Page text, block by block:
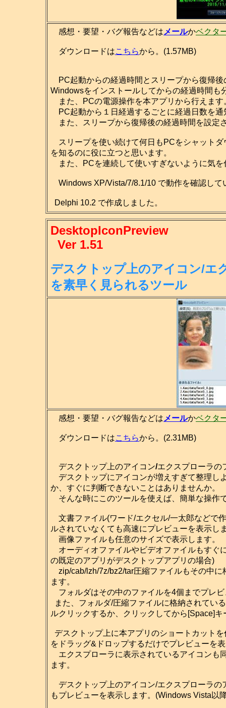
感想・要望・バグ報告などは メールかベクタ
ダウンロードはこちらから。(1.57MB)
PC起動からの経過時間とスリープから復帰
Windowsをインストールしてからの経過時間も
また、PCの電源操作を本アプリから行えます
PC起動から１日経過するごとに経過日数を通
また、スリープから復帰後の経過時間を設定
スリープを使い続けて何日もPCをシャット
を知るのに役に立つと思います。
また、PCを連続して使いすぎないように気
Windows XP/Vista/7/8.1/10 で動作を確認して
Delphi 10.2 で作成しました。
DesktopIconPreview
Ver 1.51
デスクトップ上のアイコン/エ
を素早く見られるツール
感想・要望・バグ報告などは メールかベクタ
ダウンロードはこちらから。(2.31MB)
デスクトップ上のアイコン/エクスプローラの
デスクトップにアイコンが増えすぎて整理し
か、すぐに判断できないことはありませんか。
そんな時にこのツールを使えば、簡単な操作
文書ファイル(ワード/エクセル/一太郎などで
ルされていなくても高速にプレビューを表示し
画像ファイルも任意のサイズで表示します。
オーディオファイルやビデオファイルもすぐ
の既定のアプリがデスクトップアプリの場合)
zip/cab/lzh/7z/bz2/tar圧縮ファイルもその中
ます。
フォルダはその中のファイルを4個までプレ
また、フォルダ/圧縮ファイルに格納されてい
ルクリックするか、クリックしてから[Space]
デスクトップ上に本アプリのショートカット
をドラッグ&ドロップするだけでプレビューを
エクスプローラに表示されているアイコンも
ます。
デスクトップ上のアイコン/エクスプローラの
もプレビューを表示します。(Windows Vista以